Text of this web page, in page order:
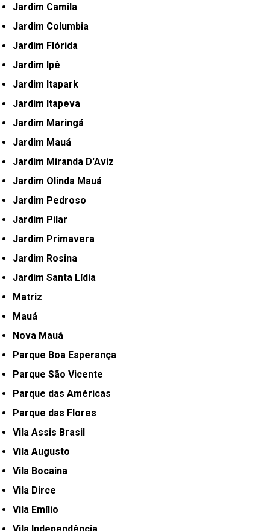
Jardim Camila
Jardim Columbia
Jardim Flórida
Jardim Ipê
Jardim Itapark
Jardim Itapeva
Jardim Maringá
Jardim Mauá
Jardim Miranda D'Aviz
Jardim Olinda Mauá
Jardim Pedroso
Jardim Pilar
Jardim Primavera
Jardim Rosina
Jardim Santa Lídia
Matriz
Mauá
Nova Mauá
Parque Boa Esperança
Parque São Vicente
Parque das Américas
Parque das Flores
Vila Assis Brasil
Vila Augusto
Vila Bocaina
Vila Dirce
Vila Emílio